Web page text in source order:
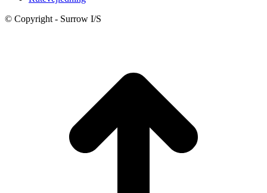
© Copyright - Surrow I/S